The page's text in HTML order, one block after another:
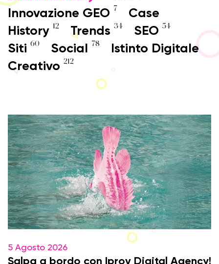
Innovazione GEO 7
Case
History 12 Trends 34 SEO 54
Siti 60 Social 78
Istinto Digitale
Creativo 212
5 Agosto 2026
Salpa a bordo con Iprov Digital Agency!